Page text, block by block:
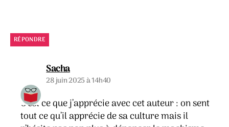
RÉPONDRE
Sachadit :
28 juin 2025 à 14h40
C’est ce que j’apprécie avec cet auteur : on sent
tout ce qu’il apprécie de sa culture mais il